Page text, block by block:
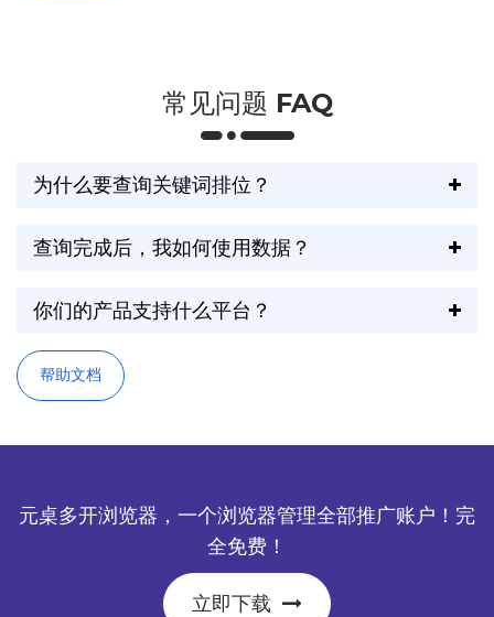
常见问题 FAQ
为什么要查询关键词排位？
查询完成后，我如何使用数据？
你们的产品支持什么平台？
帮助文档
元桌多开浏览器，一个浏览器管理全部推广账户！完
全免费！
立即下载